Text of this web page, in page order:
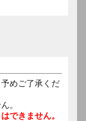
めご了承くだ
。
できません。